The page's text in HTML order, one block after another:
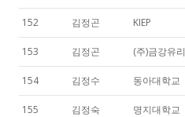
152 김정곤 KIEP
153 김정곤 (주)금강유리
154 김정수 동아대학교
155 김정숙 명지대학교